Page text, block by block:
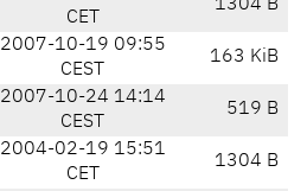
CET
1304 B
2007-10-19 09:55
CEST
163 KiB
2007-10-24 14:14
CEST
519 B
2004-02-19 15:51
CET
1304 B